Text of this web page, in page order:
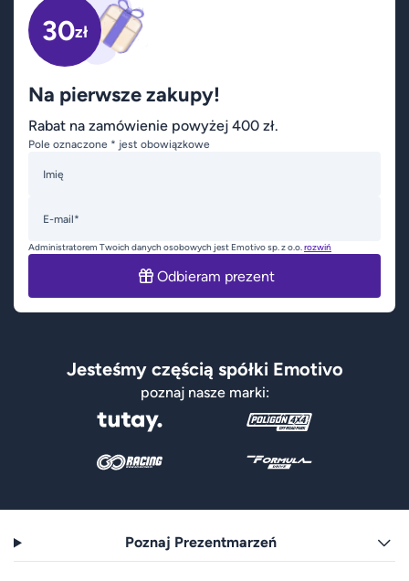
30zł
Na pierwsze zakupy!
Rabat na zamówienie powyżej 400 zł.
Pole oznaczone * jest obowiązkowe
Imię
E-mail*
Administratorem Twoich danych osobowych jest Emotivo sp. z o.o.rozwiń
Odbieram prezent
Jesteśmy częścią spółki Emotivo
poznaj nasze marki:
Poznaj Prezentmarzeń